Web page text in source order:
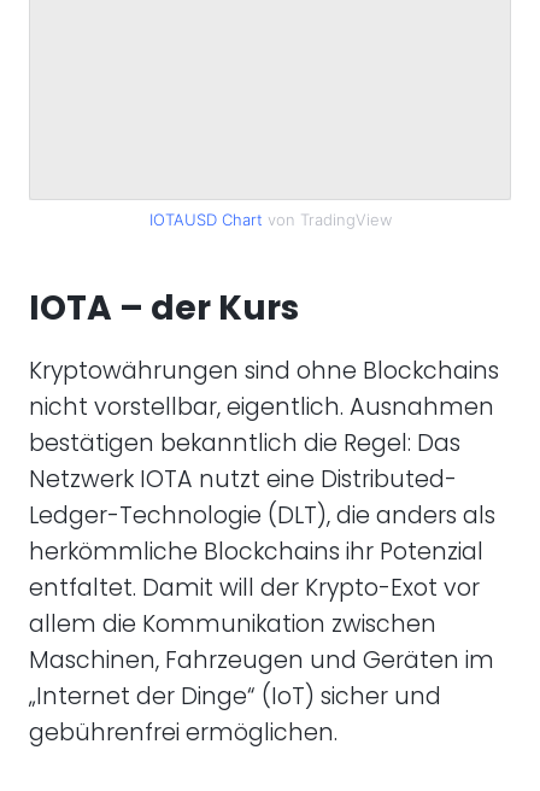
IOTAUSD Chart von TradingView
IOTA – der Kurs
Kryptowährungen sind ohne Blockchains
nicht vorstellbar, eigentlich. Ausnahmen
bestätigen bekanntlich die Regel: Das
Netzwerk IOTA nutzt eine Distributed-
Ledger-Technologie (DLT), die anders als
herkömmliche Blockchains ihr Potenzial
entfaltet. Damit will der Krypto-Exot vor
allem die Kommunikation zwischen
Maschinen, Fahrzeugen und Geräten im
„Internet der Dinge“ (IoT) sicher und
gebührenfrei ermöglichen.